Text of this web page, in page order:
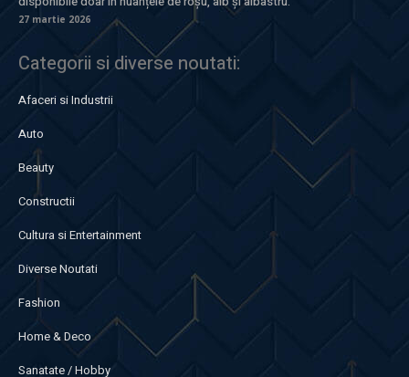
27 martie 2026
Categorii si diverse noutati:
Afaceri si Industrii
Auto
Beauty
Constructii
Cultura si Entertainment
Diverse Noutati
Fashion
Home & Deco
Sanatate / Hobby